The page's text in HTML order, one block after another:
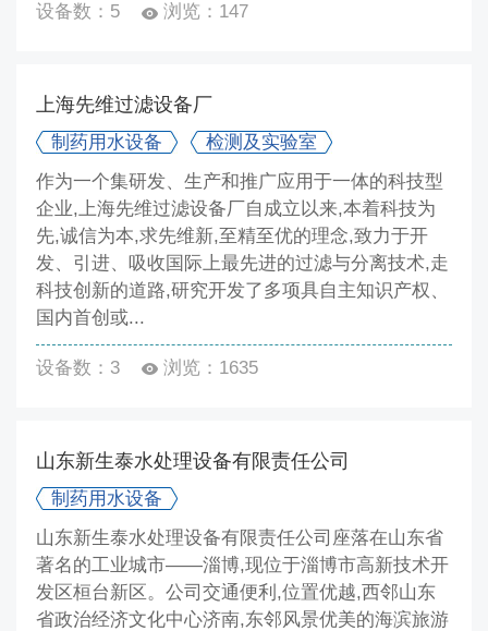
设备数：5 浏览：147
上海先维过滤设备厂
制药用水设备
检测及实验室
作为一个集研发、生产和推广应用于一体的科技型
企业,上海先维过滤设备厂自成立以来,本着科技为
先,诚信为本,求先维新,至精至优的理念,致力于开
发、引进、吸收国际上最先进的过滤与分离技术,走
科技创新的道路,研究开发了多项具自主知识产权、
国内首创或...
设备数：3 浏览：1635
山东新生泰水处理设备有限责任公司
制药用水设备
山东新生泰水处理设备有限责任公司座落在山东省
著名的工业城市——淄博,现位于淄博市高新技术开
发区桓台新区。公司交通便利,位置优越,西邻山东
省政治经济文化中心济南,东邻风景优美的海滨旅游